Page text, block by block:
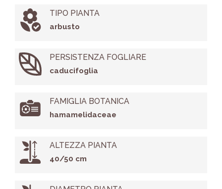
TIPO PIANTA
arbusto
PERSISTENZA FOGLIARE
caducifoglia
FAMIGLIA BOTANICA
hamamelidaceae
ALTEZZA PIANTA
40/50 cm